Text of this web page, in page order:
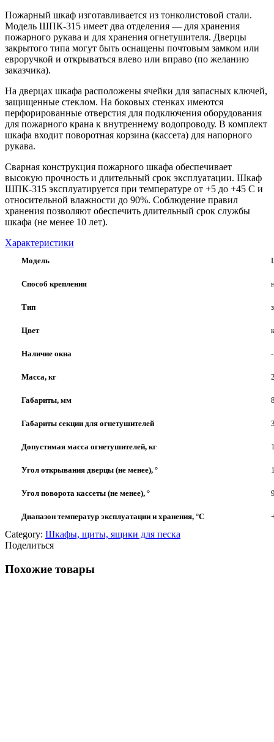
Пожарный шкаф изготавливается из тонколистовой стали.
Модель ШПК-315 имеет два отделения — для хранения
пожарного рукава и для хранения огнетушителя. Дверцы
закрытого типа могут быть оснащены почтовым замком или
евроручкой и открываться влево или вправо (по желанию
заказчика).
На дверцах шкафа расположены ячейки для запасных ключей,
защищенные стеклом. На боковых стенках имеются
перфорированные отверстия для подключения оборудования
для пожарного крана к внутреннему водопроводу. В комплект
шкафа входит поворотная корзина (кассета) для напорного
рукава.
Сварная конструкция пожарного шкафа обеспечивает
высокую прочность и длительный срок эксплуатации. Шкаф
ШПК-315 эксплуатируется при температуре от +5 до +45 С и
относительной влажности до 90%. Соблюдение правил
хранения позволяют обеспечить длительный срок службы
шкафа (не менее 10 лет).
Характеристики
Модель
Способ крепления
Тип
Цвет
Наличие окна -
Масса, кг
Габариты, мм
Габариты секции для огнетушителей
Допустимая масса огнетушителей, кг
Угол открывания дверцы (не менее), °
Угол поворота кассеты (не менее), °
Диапазон температур эксплуатации и хранения, °С
Category: Шкафы, щиты, ящики для песка
Поделиться
Похожие товары